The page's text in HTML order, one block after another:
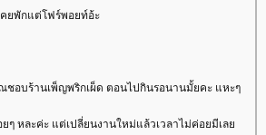
คยพักแต่โฟร์พอยท์อ้ะ
อบร้านเพ็ญพริกเผ็ด ตอนไปกินรอนานมั้ยคะ แหะๆ
ยๆ หละค่ะ แต่เปลี่ยนงานใหม่แล้วเวลาไม่ค่อยมีเล